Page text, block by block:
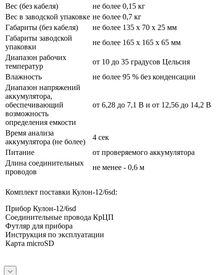
Вес (без кабеля)
не более 0,15 кг
Вес в заводской упаковке не более 0,7 кг
Габариты (без кабеля)
не более 135 х 70 х 25 мм
Габариты заводской
упаковки
не более 165 х 165 х 65 мм
Диапазон рабочих
температур
от 10 до 35 градусов Цельсия
Влажность
не более 95 % без конденсации
Диапазон напряжений
аккумулятора,
обеспечивающий
возможность
определения емкости
от 6,28 до 7,1 В и от 12,56 до 14,2 В
Время анализа
аккумулятора (не более)
4 сек
Питание
от проверяемого аккумулятора
Длина соединительных
проводов
не менее - 0,6 м
Комплект поставки Кулон-12/6sd:
Прибор Кулон-12/6sd
Соединительные провода КрЦП
Футляр для прибора
Инструкция по эксплуатации
Карта microSD